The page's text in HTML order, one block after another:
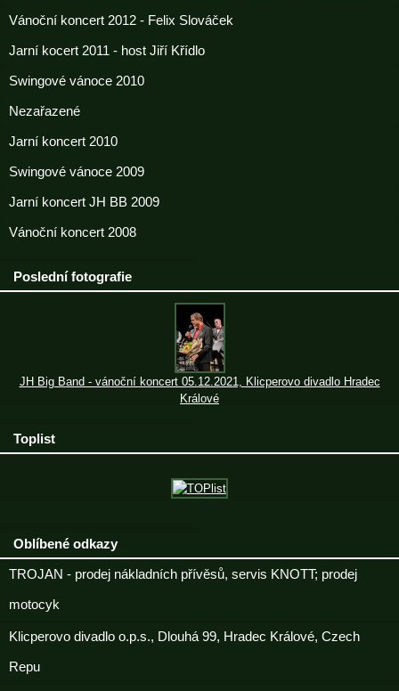
Vánoční koncert 2012 - Felix Slováček
Jarní kocert 2011 - host Jiří Křídlo
Swingové vánoce 2010
Nezařazené
Jarní koncert 2010
Swingové vánoce 2009
Jarní koncert JH BB 2009
Vánoční koncert 2008
Poslední fotografie
JH Big Band - vánoční koncert 05.12.2021, Klicperovo divadlo Hradec
Králové
Toplist
Oblíbené odkazy
TROJAN - prodej nákladních přívěsů, servis KNOTT; prodej
motocyk
Klicperovo divadlo o.p.s., Dlouhá 99, Hradec Králové, Czech
Repu